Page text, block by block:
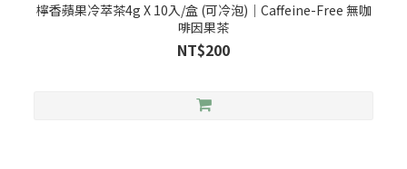
檸香蘋果冷萃茶4g X 10入/盒 (可冷泡)｜Caffeine-Free 無咖
啡因果茶
NT$200